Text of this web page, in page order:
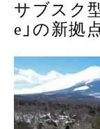
サブスク
e」の新拠